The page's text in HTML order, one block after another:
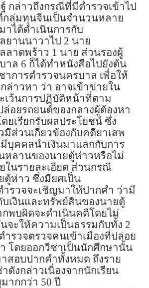
กล่าวถึงกรณีที่มีตำรวจเข้าไป
กลุ่มทุนจีนเป็นจำนวนหลาย
ได้ดำเนินการกับ
ยานนาวาไป 2 นาย
ลาดพร้าว 1 นาย ส่วนรองผู้
าล 6 ก็ได้ทำหนังสือไปยังต้น
การตำรวจนครบาล เพื่อให้
ล่าวหา ว่า อาจเข้าข่ายใน
ะเว้นการปฏิบัติหน้าที่ตาม
ล่อยรถยนต์ของกลางผู้ต้องหา
ยเรียกรับผลประโยชน์ ซึ่ง
มีส่วนเกี่ยวข้องกับคดียาเสพ
บุคคลนำเงินมาแลกกับการ
หลานของนายตู้ห่าวหรือไม่
ในรายละเอียด ส่วนกรณี
ตู้ห่าว ซึ่งมียศเป็น
ำรวจจะเชิญมาให้ปากคำ ว่ามี
บเงินและทรัพย์สินของนายตู้
พบผิดจะดำเนินคดีโดยไม่
จะให้ความเป็นธรรมกับทั้ง 2
รวจตรวจคนเข้าเมืองที่ปล่อย
โดยออกวีซ่าเป็นนักศึกษานั้น
าสอบปากคำทั้งหมด ถึงราย
ดังกล่าวเนื่องจากนักเรียน
ากกว่า 50 ปี